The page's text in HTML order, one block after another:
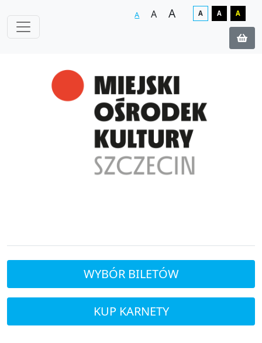
A A A A A A
Zakup biletów on-line
WYBÓR BILETÓW
KUP KARNETY